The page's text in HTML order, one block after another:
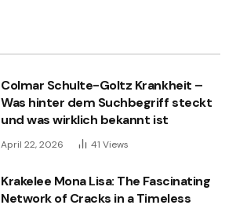
Colmar Schulte-Goltz Krankheit –
Was hinter dem Suchbegriff steckt
und was wirklich bekannt ist
April 22, 2026 41 Views
Krakelee Mona Lisa: The Fascinating
Network of Cracks in a Timeless